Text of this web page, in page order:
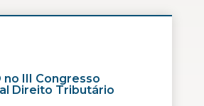
no III Congresso
Direito Tributário